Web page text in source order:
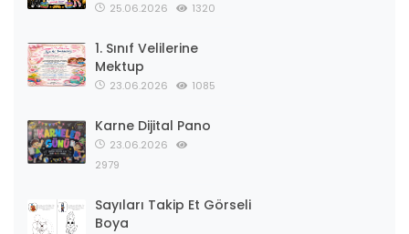
25.06.2026 1320
1. Sınıf Velilerine
Mektup
23.06.2026 1085
Karne Dijital Pano
23.06.2026
2979
Sayıları Takip Et Görseli
Boya